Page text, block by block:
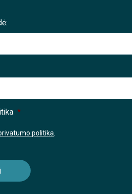
*
politika